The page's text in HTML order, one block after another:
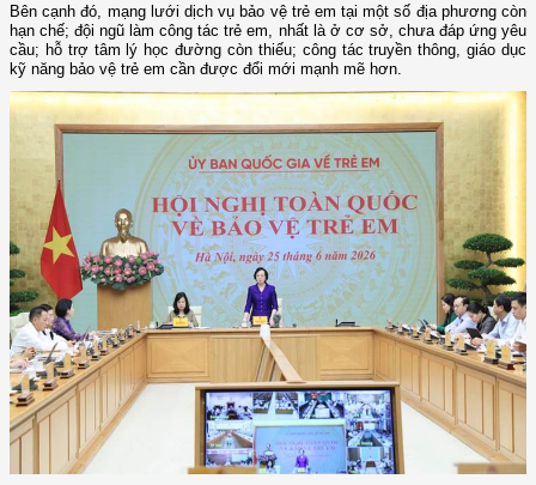
Bên cạnh đó, mạng lưới dịch vụ bảo vệ trẻ em tại một số địa phương còn
hạn chế; đội ngũ làm công tác trẻ em, nhất là ở cơ sở, chưa đáp ứng yêu
cầu; hỗ trợ tâm lý học đường còn thiếu; công tác truyền thông, giáo dục
kỹ năng bảo vệ trẻ em cần được đổi mới mạnh mẽ hơn.